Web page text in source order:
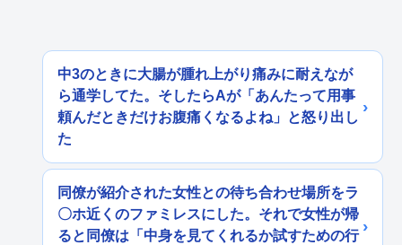
中3のときに大腸が腫れ上がり痛みに耐えなが
ら通学してた。そしたらAが「あんたって用事
頼んだときだけお腹痛くなるよね」と怒り出し
た
同僚が紹介された女性との待ち合わせ場所をラ
〇ホ近くのファミレスにした。それで女性が帰
ると同僚は「中身を見てくれるか試すための行